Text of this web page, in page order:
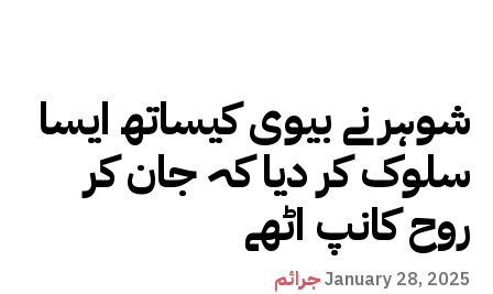
شوہر نے بیوی کیساتھ ایسا
سلوک کر دیا کہ جان کر
روح کانپ اٹھے
جرائمJanuary 28, 2025